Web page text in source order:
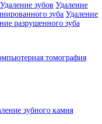
Удаление зубов Удаление
зуба Удаление
разрушенного зуба
томография
зубного камня